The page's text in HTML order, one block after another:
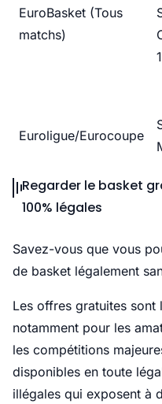
EuroBasket (Tous
matchs)
Euroligue/Eurocoupe
Regarder le basket
100% légales
Savez-vous que vous
de basket légalement
Les offres gratuites sont
notamment pour les
les compétitions
disponibles en toute
illégales qui exposent à